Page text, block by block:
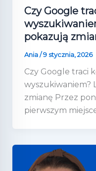
Czy Google
pokazują
Ania/9 stycznia, 2026
Czy Google traci
wyszukiwaniem?
zmianę Przez
pierwszym